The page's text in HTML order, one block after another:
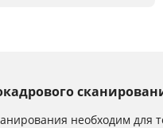
необходим для